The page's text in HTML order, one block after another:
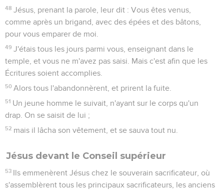
48 Jésus, prenant la parole, leur dit : Vous êtes venus,
comme après un brigand, avec des épées et des bâtons,
pour vous emparer de moi.
49 J'étais tous les jours parmi vous, enseignant dans le
temple, et vous ne m'avez pas saisi. Mais c'est afin que les
Écritures soient accomplies.
50 Alors tous l'abandonnèrent, et prirent la fuite.
51 Un jeune homme le suivait, n'ayant sur le corps qu'un
drap. On se saisit de lui ;
52 mais il lâcha son vêtement, et se sauva tout nu.
Jésus devant le Conseil supérieur
53 Ils emmenèrent Jésus chez le souverain sacrificateur, où
s'assemblèrent tous les principaux sacrificateurs, les anciens